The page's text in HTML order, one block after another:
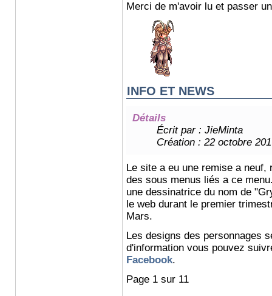
Merci de m'avoir lu et passer
INFO ET NEWS
Détails
Écrit par : JieMinta
Création : 22 octobre
Le site a eu une remise a neuf,
des sous menus liés a ce
une dessinatrice du nom de
le web durant le premier
Mars.
Les designs des personnages
d'information vous pouvez
Facebook.
Page 1 sur 11